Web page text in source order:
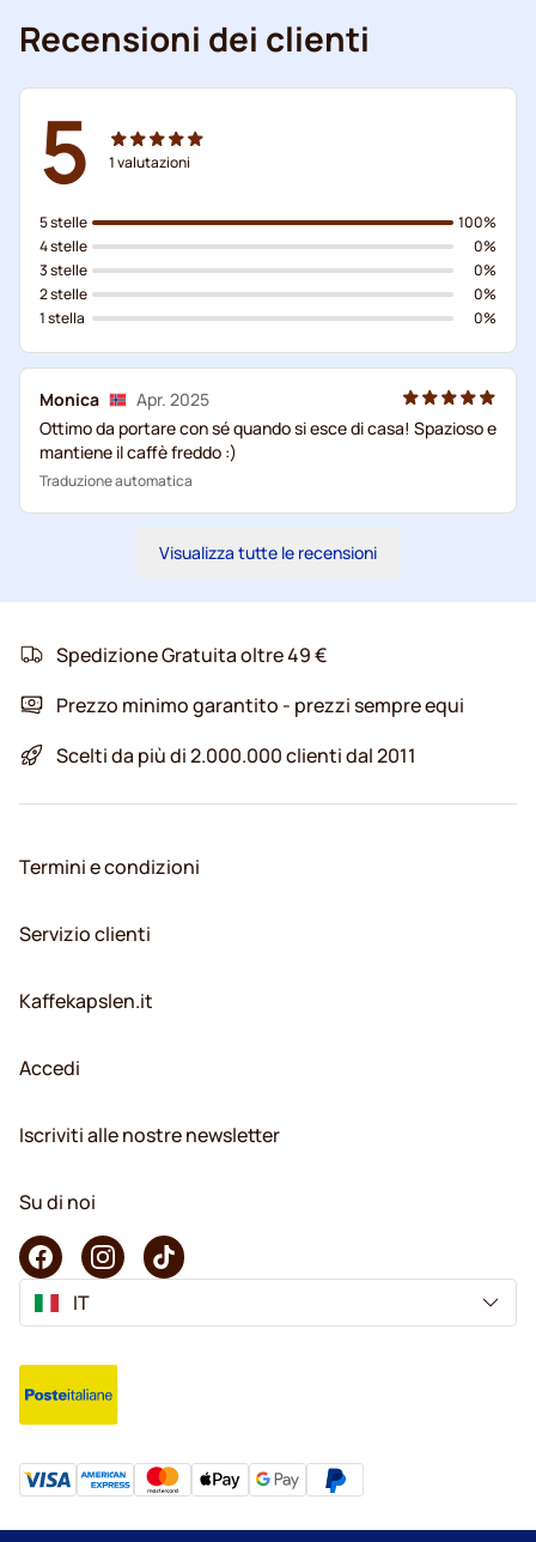
Recensioni dei clienti
5 1valutazioni
5 stelle
4 stelle
3 stelle
2 stelle
1 stella
100%
0%
0%
0%
0%
Monica
Apr. 2025
Ottimo da portare con sé quando si esce di casa! Spazioso e
mantiene il caffè freddo :)
Traduzione automatica
Visualizza tutte le recensioni
Spedizione Gratuita oltre 49 €
Prezzo minimo garantito - prezzi sempre equi
Scelti da più di 2.000.000 clienti dal 2011
Termini e condizioni
Servizio clienti
Kaffekapslen.it
Accedi
Iscriviti alle nostre newsletter
Su di noi
IT